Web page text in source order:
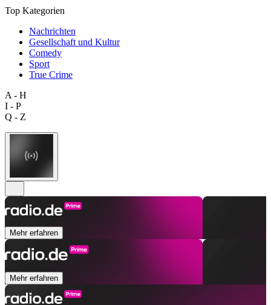
Top Kategorien
Nachrichten
Gesellschaft und Kultur
Comedy
Sport
True Crime
A - H
I - P
Q - Z
Mehr erfahren
Mehr erfahren